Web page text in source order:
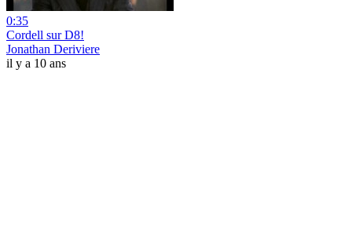
0:35
Cordell sur D8!
Jonathan Deriviere
il y a 10 ans